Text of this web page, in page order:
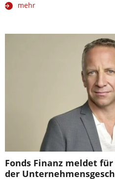
mehr
Fonds Finanz meldet für
der